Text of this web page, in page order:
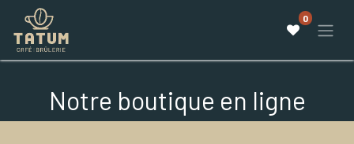
0
Notre boutique en ligne